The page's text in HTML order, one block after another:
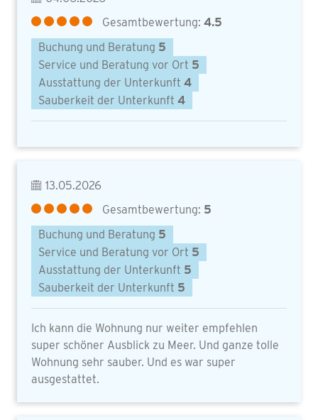
Gesamtbewertung: 4.5
Buchung und Beratung 5
Service und Beratung vor Ort 5
Ausstattung der Unterkunft 4
Sauberkeit der Unterkunft 4
13.05.2026
Gesamtbewertung: 5
Buchung und Beratung 5
Service und Beratung vor Ort 5
Ausstattung der Unterkunft 5
Sauberkeit der Unterkunft 5
Ich kann die Wohnung nur weiter empfehlen
super schöner Ausblick zu Meer. Und ganze tolle
Wohnung sehr sauber. Und es war super
ausgestattet.